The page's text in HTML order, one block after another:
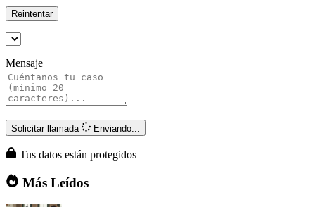
Reintentar
Mensaje
Solicitar llamada Enviando...
Tus datos están protegidos
Más Leídos